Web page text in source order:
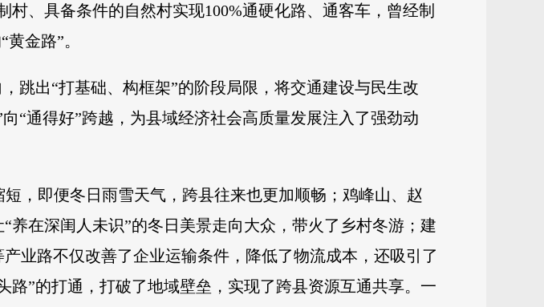
、具备条件的自然村实现100%通硬化路、通客车，曾经制
金路”。
跳出“打基础、构框架”的阶段局限，将交通建设与民生改
“通得好”跨越，为县域经济社会高质量发展注入了强劲动
，即便冬日雨雪天气，跨县往来也更加顺畅；鸡峰山、赵
在深闺人未识”的冬日美景走向大众，带火了乡村冬游；建
业路不仅改善了企业运输条件，降低了物流成本，还吸引了
”的打通，打破了地域壁垒，实现了跨县资源互通共享。一